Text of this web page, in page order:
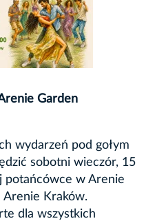
Garden
wydarzeń pod gołym
sobotni wieczór, 15
potańcówce w Arenie
Arenie Kraków.
dla wszystkich